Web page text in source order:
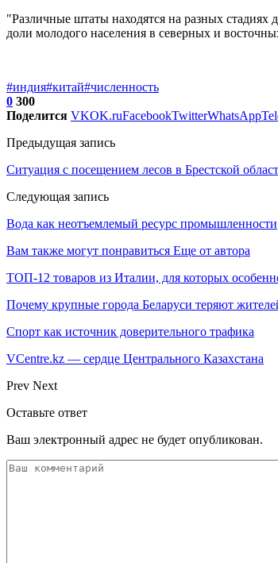
"Различные штаты находятся на разных стадиях
доли молодого населения в северных и
#индия#китай#численность
0 300
Поделится VKOK.ruFacebookTwitterWhatsApp
Предыдущая запись
Ситуация с посещением лесов в Брестской
Следующая запись
Вода как неотъемлемый ресурс промышленности
Вам также могут понравиться Еще от автора
ТОП-12 товаров из Италии, для которых
Почему крупные города Беларуси теряют
Спорт как источник доверительного трафика
VCentre.kz — сердце Центрального Казахстана
Prev Next
Оставьте ответ
Ваш электронный адрес не будет опубликован.